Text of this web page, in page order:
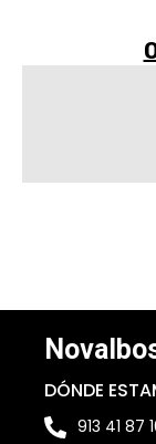
DÓNDE
913 41 87